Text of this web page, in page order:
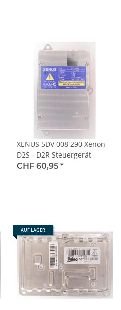
XENUS 5DV 008 290 Xenon
D2S - D2R Steuergerät
CHF 60,95 *
AUF LAGER